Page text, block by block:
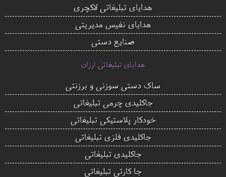
هدایای تبلیغاتی لاکچری
هدایای نفیس مدیریتی
صنایع دستی
هدایای تبلیغاتی ارزان
ساک دستی سوزنی و برزنتی
جاکلیدی چرمی تبلیغاتی
خودکار پلاستیکی تبلیغاتی
جاکلیدی فلزی تبلیغاتی
جاکلیدی تبلیغاتی
جا کارتی تبلیغاتی